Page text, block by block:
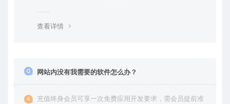
查看详情
网站内没有我需要的软件怎么办？
充值终身会员可享一次免费应用开发要求，需会员提前准